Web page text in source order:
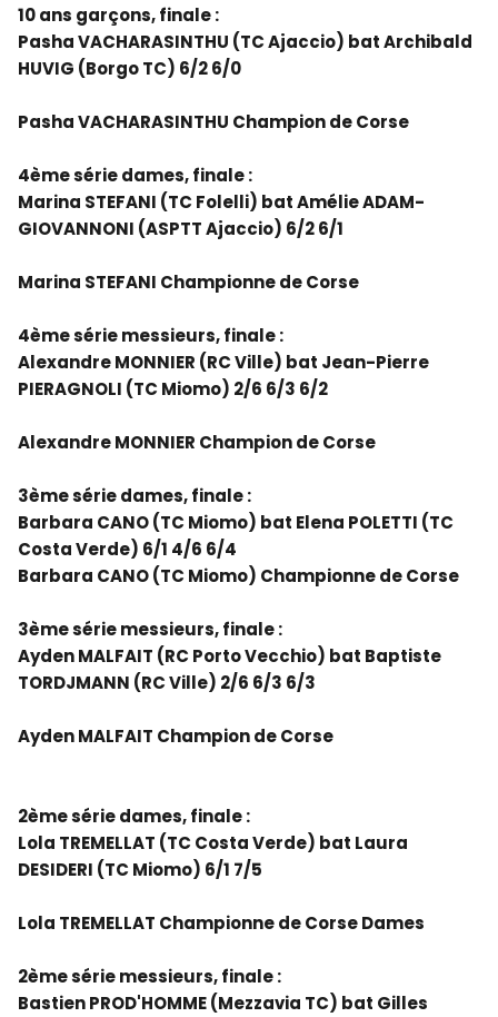
10 ans garçons, finale :
Pasha VACHARASINTHU (TC Ajaccio) bat Archibald
HUVIG (Borgo TC) 6/2 6/0
Pasha VACHARASINTHU Champion de Corse
4ème série dames, finale :
Marina STEFANI (TC Folelli) bat Amélie ADAM-
GIOVANNONI (ASPTT Ajaccio) 6/2 6/1
Marina STEFANI Championne de Corse
4ème série messieurs, finale :
Alexandre MONNIER (RC Ville) bat Jean-Pierre
PIERAGNOLI (TC Miomo) 2/6 6/3 6/2
Alexandre MONNIER Champion de Corse
3ème série dames, finale :
Barbara CANO (TC Miomo) bat Elena POLETTI (TC
Costa Verde) 6/1 4/6 6/4
Barbara CANO (TC Miomo) Championne de Corse
3ème série messieurs, finale :
Ayden MALFAIT (RC Porto Vecchio) bat Baptiste
TORDJMANN (RC Ville) 2/6 6/3 6/3
Ayden MALFAIT Champion de Corse
2ème série dames, finale :
Lola TREMELLAT (TC Costa Verde) bat Laura
DESIDERI (TC Miomo) 6/1 7/5
Lola TREMELLAT Championne de Corse Dames
2ème série messieurs, finale :
Bastien PROD'HOMME (Mezzavia TC) bat Gilles